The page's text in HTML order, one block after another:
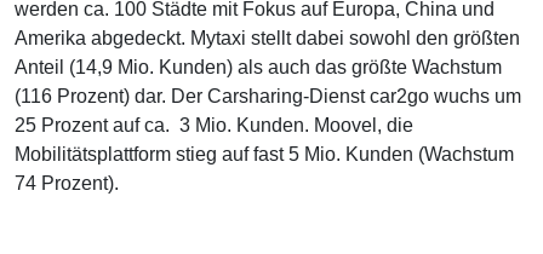
werden ca. 100 Städte mit Fokus auf Europa, China und
Amerika abgedeckt. Mytaxi stellt dabei sowohl den größten
Anteil (14,9 Mio. Kunden) als auch das größte Wachstum
(116 Prozent) dar. Der Carsharing-Dienst car2go wuchs um
25 Prozent auf ca. 3 Mio. Kunden. Moovel, die
Mobilitätsplattform stieg auf fast 5 Mio. Kunden (Wachstum
74 Prozent).